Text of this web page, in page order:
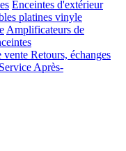
Enceintes d'extérieur
platines vinyle
Amplificateurs de
vente Retours, échanges
Après-